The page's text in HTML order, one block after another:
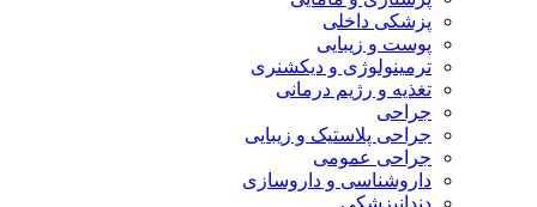
پزشکی داخلی
پوست و زیبایی
ترمینولوژی و دیکشنری
تغذیه و رژیم درمانی
جراحی
جراحی پلاستیک و زیبایی
جراحی عمومی
داروشناسی و داروسازی
دندانپزشکی